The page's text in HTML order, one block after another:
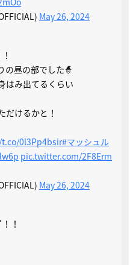
May 26, 2024
の昼の部でした🧙
はみ出てるくらい
だけるかと！
0l3Pp4bsir#マッシュル
pic.twitter.com/2F8Erm
May 26, 2024
！